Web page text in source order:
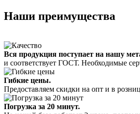
Наши преимущества
Вся продукция поступает на нашу
и соответствует ГОСТ. Необходимые
Гибкие цены.
Предоставляем скидки на опт и в
Погрузка за 20 минут.